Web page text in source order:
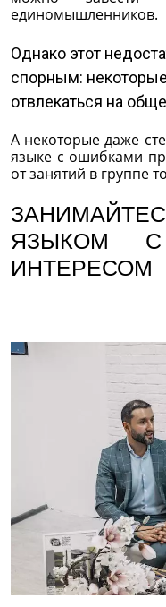
единомышленников.
Однако этот
спорным:
отвлекаться на
А некоторые даже
языке с ошибками
от занятий в группе
ЯЗЫКОМ
ИНТЕРЕСОМ